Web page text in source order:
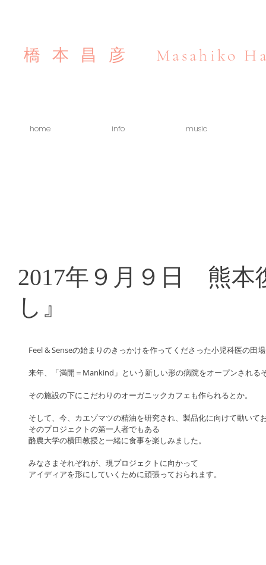
橋本昌彦 Masahiko
home info music
2017年９月９日 熊本
し』
Feel & Senseの始まりのきっかけを作ってくださった小児科医の田
来年、「満開＝Mankind」という新しい形の病院をオープンされる
その施設の下にこだわりのオーガニックカフェも作られるとか。
そして、今、カエゾマツの精油を研究され、製品化に向けて動いて
そのプロジェクトの第一人者でもある
酪農大学の横田教授と一緒に食事を楽しみました。
みなさまそれぞれが、現プロジェクトに向かって
アイディアを形にしていくために頑張っておられます。